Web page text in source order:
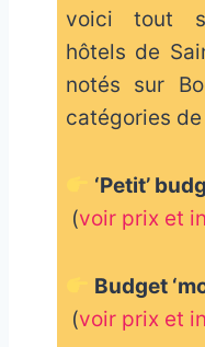
voici tout
hôtels de
notés sur
catégories
‘Petit’
(voir prix et
Budget
(voir prix et